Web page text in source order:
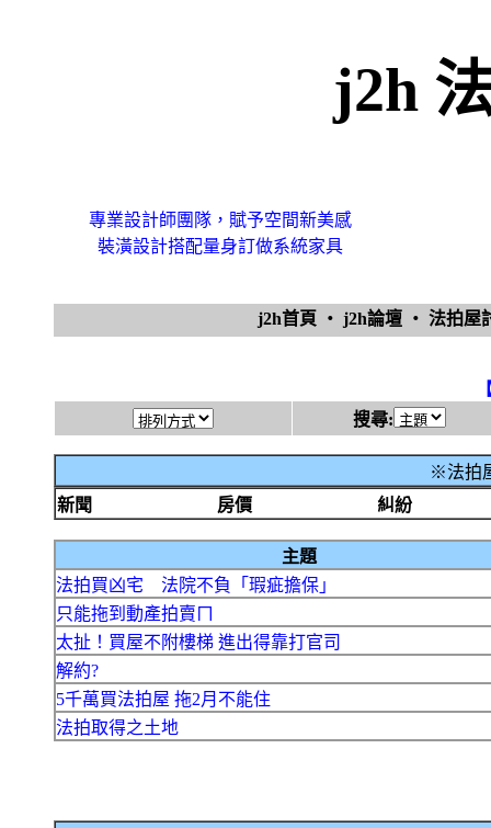
j2h
專業設計師團隊，賦予空間新美感
裝潢設計搭配量身訂做系統家具
j2h首頁 ‧ j2h論壇 ‧ 法拍
搜尋:
※法拍
新聞
房價 糾紛
主題
法拍買凶宅 法院不負「瑕疵擔保」
只能拖到動產拍賣ㄇ
太扯！買屋不附樓梯 進出得靠打官司
解約?
5千萬買法拍屋 拖2月不能住
法拍取得之土地